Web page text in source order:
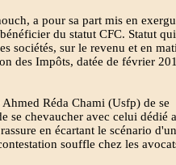
a pour sa part mis en
du statut CFC. Statut
sociétés, sur le revenu et en
des Impôts, datée de février
Réda Chami (Usfp) de se
se chevaucher avec celui dédié
en écartant le scénario
souffle chez les